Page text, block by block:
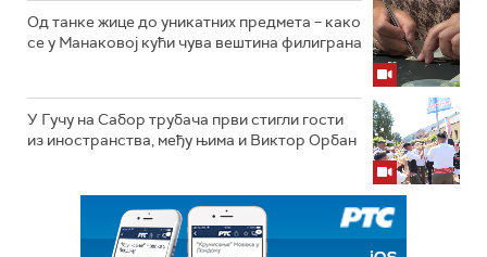
Од танке жице до уникатних предмета – како
се у Манаковој кући чува вештина филиграна
У Гучу на Сабор трубача први стигли гости
из иностранства, међу њима и Виктор Орбан